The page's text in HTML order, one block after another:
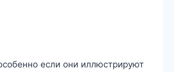
если они иллюстрируют